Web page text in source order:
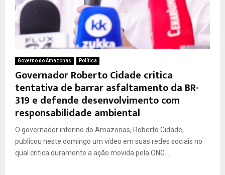
Governo do Amazonas Política
Governador Roberto Cidade critica
tentativa de barrar asfaltamento da BR-
319 e defende desenvolvimento com
responsabilidade ambiental
O governador interino do Amazonas, Roberto Cidade,
publicou neste domingo um vídeo em suas redes sociais no
qual critica duramente a ação movida pela ONG...